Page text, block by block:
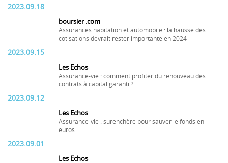
2023.09.18
boursier .com
Assurances habitation et automobile : la hausse des
cotisations devrait rester importante en 2024
2023.09.15
Les Echos
Assurance-vie : comment profiter du renouveau des
contrats à capital garanti ?
2023.09.12
Les Echos
Assurance-vie : surenchère pour sauver le fonds en
euros
2023.09.01
Les Echos